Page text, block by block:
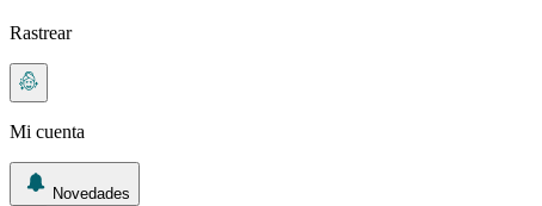
Rastrear
Mi cuenta
Novedades